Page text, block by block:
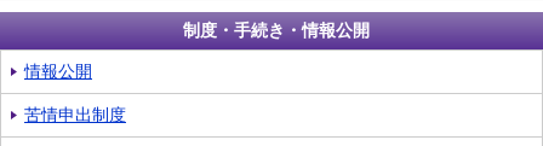
制度・手続き・情報公開
情報公開
苦情申出制度